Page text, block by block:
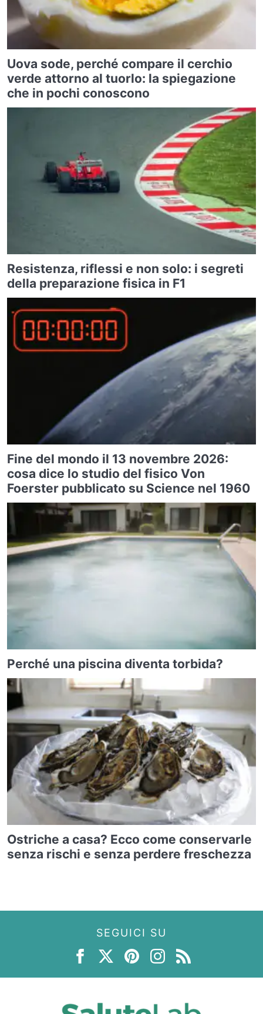
Uova sode, perché compare il cerchio
verde attorno al tuorlo: la spiegazione
che in pochi conoscono
Resistenza, riflessi e non solo: i segreti
della preparazione fisica in F1
Fine del mondo il 13 novembre 2026:
cosa dice lo studio del fisico Von
Foerster pubblicato su Science nel 1960
Perché una piscina diventa torbida?
Ostriche a casa? Ecco come conservarle
senza rischi e senza perdere freschezza
SEGUICI SU